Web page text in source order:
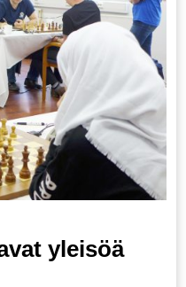
yleisöä